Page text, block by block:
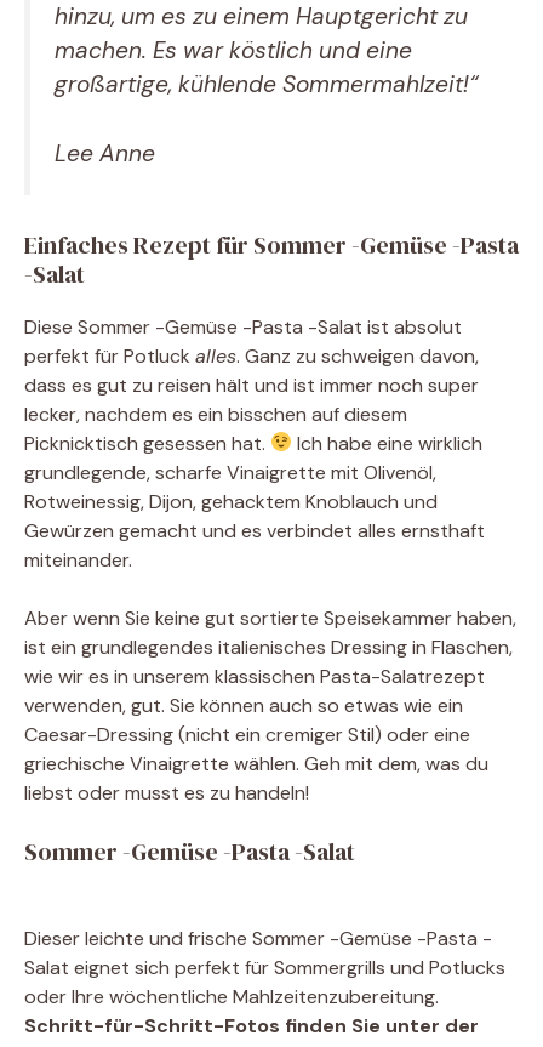
hinzu, um es zu einem Hauptgericht zu
machen. Es war köstlich und eine
großartige, kühlende Sommermahlzeit!“
Lee Anne
Einfaches Rezept für Sommer -Gemüse -Pasta
-Salat
Diese Sommer -Gemüse -Pasta -Salat ist absolut
perfekt für Potluck alles. Ganz zu schweigen davon,
dass es gut zu reisen hält und ist immer noch super
lecker, nachdem es ein bisschen auf diesem
Picknicktisch gesessen hat.
Ich habe eine wirklich
grundlegende, scharfe Vinaigrette mit Olivenöl,
Rotweinessig, Dijon, gehacktem Knoblauch und
Gewürzen gemacht und es verbindet alles ernsthaft
miteinander.
Aber wenn Sie keine gut sortierte Speisekammer haben,
ist ein grundlegendes italienisches Dressing in Flaschen,
wie wir es in unserem klassischen Pasta-Salatrezept
verwenden, gut. Sie können auch so etwas wie ein
Caesar-Dressing (nicht ein cremiger Stil) oder eine
griechische Vinaigrette wählen. Geh mit dem, was du
liebst oder musst es zu handeln!
Sommer -Gemüse -Pasta -Salat
Dieser leichte und frische Sommer -Gemüse -Pasta -
Salat eignet sich perfekt für Sommergrills und Potlucks
oder Ihre wöchentliche Mahlzeitenzubereitung.
Schritt-für-Schritt-Fotos finden Sie unter der